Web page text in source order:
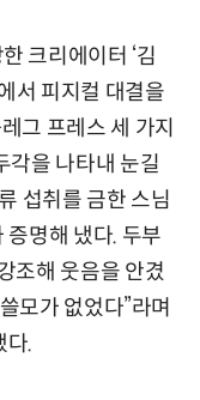
크리에이터 ‘김
서 피지컬 대결을
그 프레스 세 가지
각을 나타내 눈길
섭취를 금한 스님
증명해 냈다. 두부
조해 웃음을 안겼
모가 없었다”라며
다.